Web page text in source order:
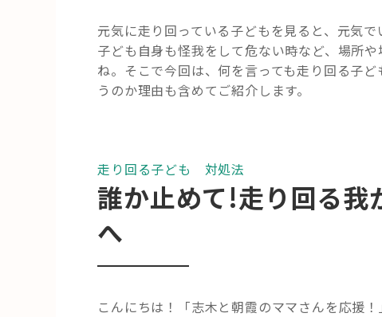
元気に走り回っている子どもを見ると、元気
子ども自身も怪我をして危ない時など、場所
ね。そこで今回は、何を言っても走り回る子
うのか理由も含めてご紹介します。
走り回る子ども 対処法
誰か止めて!走り回る我
へ
こんにちは！「志木と朝霞のママさんを応援